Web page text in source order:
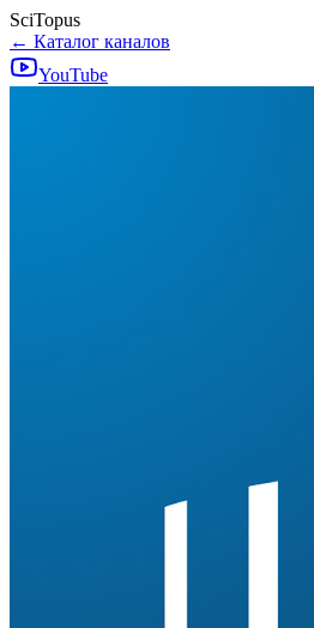
SciTopus
← Каталог каналов
YouTube